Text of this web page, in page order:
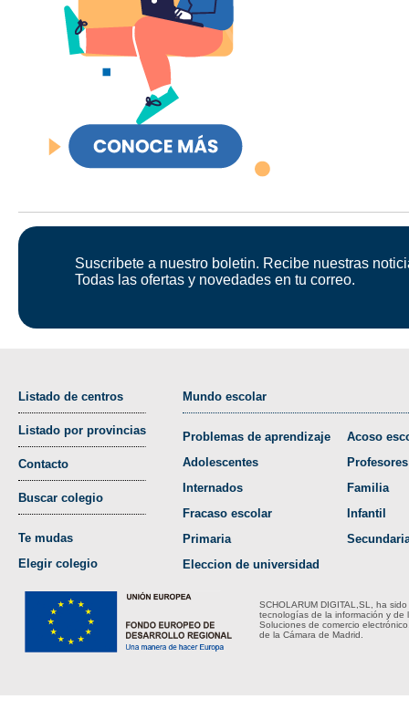
Suscribete a nuestro boletin. Recibe nuestras
Todas las ofertas y novedades en tu correo.
Listado de centros
Listado por provincias
Contacto
Buscar colegio
Te mudas
Elegir colegio
Mundo escolar
Problemas de aprendizaje
Adolescentes
Internados
Fracaso escolar
Primaria
Eleccion de universidad
Acoso
Profesores
Familia
Infantil
SCHOLARUM DIGITAL,SL, ha
tecnologías de la información y de
Soluciones de comercio
de la Cámara de Madrid.